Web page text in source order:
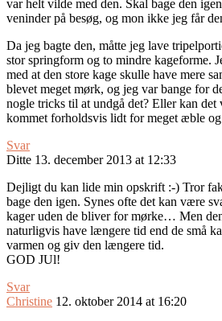
var helt vilde med den. Skal bage den
veninder på besøg, og mon ikke jeg får
Da jeg bagte den, måtte jeg lave
stor springform og to mindre kageforme.
med at den store kage skulle have mere
blevet meget mørk, og jeg var bange for
nogle tricks til at undgå det? Eller kan
kommet forholdsvis lidt for meget æble
Svar
Ditte 13. december 2013 at 12:33
Dejligt du kan lide min opskrift :-) Tror
bage den igen. Synes ofte det kan være
kager uden de bliver for mørke… Men
naturligvis have længere tid end de små
varmen og giv den længere tid.
GOD JUl!
Svar
Christine 12. oktober 2014 at 16:20